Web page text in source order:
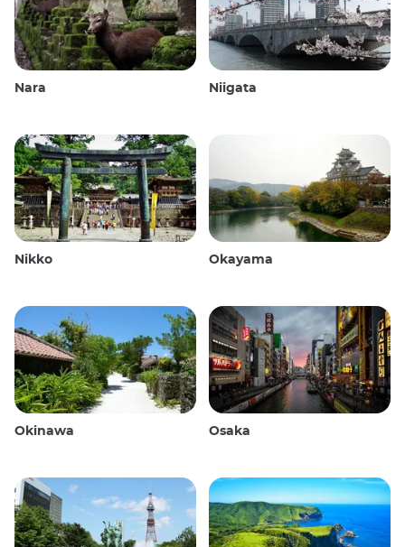
Nara Niigata
Nikko Okayama
Okinawa Osaka